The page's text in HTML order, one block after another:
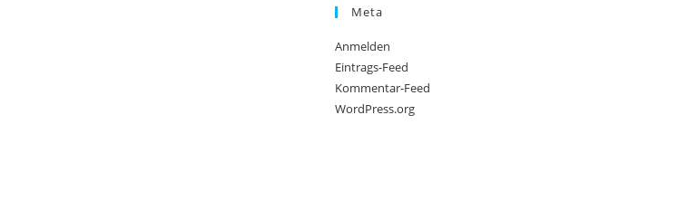
Meta
Anmelden
Eintrags-Feed
Kommentar-Feed
WordPress.org